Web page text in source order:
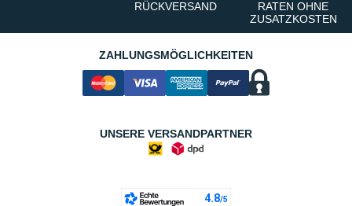
RÜCKVERSAND
RATEN OHNE
ZUSATZKOSTEN
ZAHLUNGSMÖGLICHKEITEN
UNSERE VERSANDPARTNER